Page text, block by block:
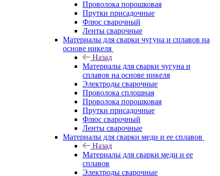
Проволока порошковая
Прутки присадочные
Флюс сварочный
Ленты сварочные
Материалы для сварки чугуна и сплавов на
основе никеля
Назад
Материалы для сварки чугуна и
сплавов на основе никеля
Электроды сварочные
Проволока сплошная
Проволока порошковая
Прутки присадочные
Флюс сварочный
Ленты сварочные
Материалы для сварки меди и ее сплавов
Назад
Материалы для сварки меди и ее
сплавов
Электроды сварочные